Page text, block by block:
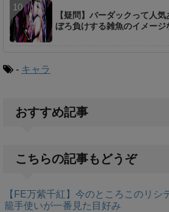
【疑問】バーダックって人
ぼろ負けする雑魚のイメージ
- キャラ
おすすめ記事
こちらの記事もどうぞ
【FE万紫千紅】今のところこのリシ
籠手使いが一番見た目好み